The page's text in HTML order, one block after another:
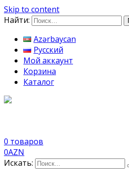
Skip to content
Найти:
Azərbaycan
Русский
Мой аккаунт
Корзина
Каталог
0 товаров
0AZN
Искать: